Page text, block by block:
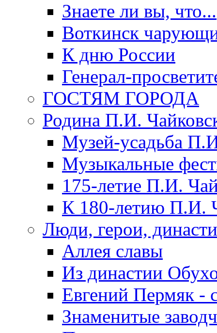
Знаете ли вы, что...
Воткинск
К дню России
Генерал-
ГОСТЯМ ГОРОДА
Родина П.И.
Музей-усадьба
Музыкальные
175-летие П.И.
К 180-летию П.И.
Люди, герои,
Аллея славы
Из династии
Евгений Пермяк -
Знаменитые